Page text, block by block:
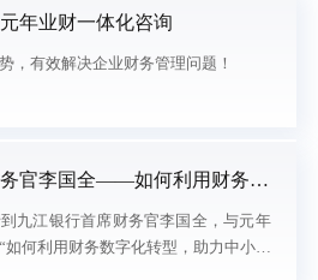
年业财一体化咨询
，有效解决企业财务管理问题！
官李国全——如何利用财务数
行管理高质量发展
九江银行首席财务官李国全，与元年
何利用财务数字化转型，助力中小银